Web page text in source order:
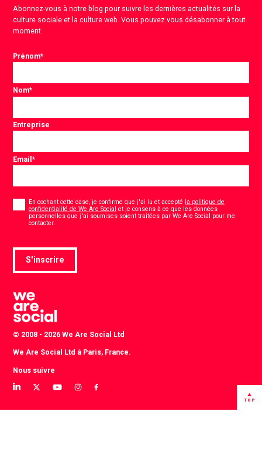
Abonnez-vous à notre blog pour suivre les dernières actualités sur la
culture sociale et la culture web. Vous pouvez vous désabonner à tout
moment.
Prénom*
Nom*
Entreprise
Email*
En cochant cette case, je confirme que j'ai lu et accepté la politique de
confidentialité de We Are Social et je consens à ce que les données
personnelles que j'ai soumises soient traitées par We Are Social pour me
contacter.
S'inscrire
© 2008 - 2026 We Are Social Ltd
We Are Social Ltd à Paris, France.
Nous suivre
View
LinkedIn
View
Twitter
View
YouTube
View
instagram
View
Facebook
TOP